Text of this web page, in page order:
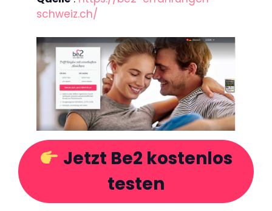
schweiz.ch/
Jetzt Be2 kostenlos
testen